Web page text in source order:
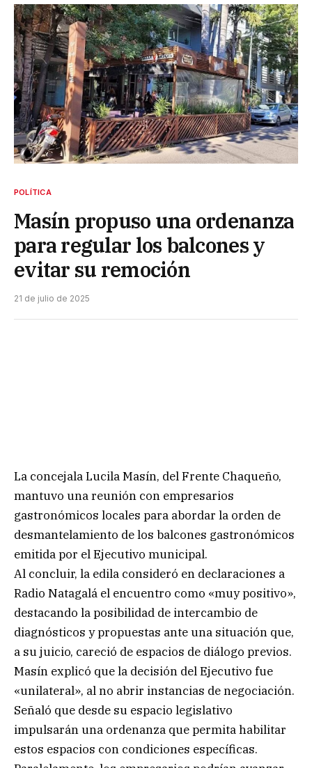
POLÍTICA
Masín propuso una ordenanza
para regular los balcones y
evitar su remoción
21 de julio de 2025
La concejala Lucila Masín, del Frente Chaqueño,
mantuvo una reunión con empresarios
gastronómicos locales para abordar la orden de
desmantelamiento de los balcones gastronómicos
emitida por el Ejecutivo municipal.
Al concluir, la edila consideró en declaraciones a
Radio Natagalá el encuentro como «muy positivo»,
destacando la posibilidad de intercambio de
diagnósticos y propuestas ante una situación que,
a su juicio, careció de espacios de diálogo previos.
Masín explicó que la decisión del Ejecutivo fue
«unilateral», al no abrir instancias de negociación.
Señaló que desde su espacio legislativo
impulsarán una ordenanza que permita habilitar
estos espacios con condiciones específicas.